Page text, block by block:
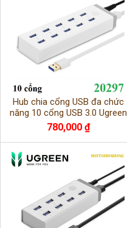
Hub chia cổng USB đa chức
năng 10 cổng USB 3.0 Ugreen
20297 chính hãng cao cấp
780,000 ₫